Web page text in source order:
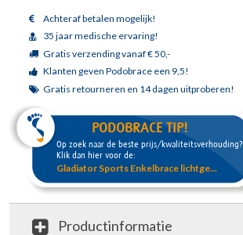
Achteraf betalen mogelijk!
35 jaar medische ervaring!
Gratis verzending vanaf € 50,-
Klanten geven Podobrace een 9,5!
Gratis retourneren en 14 dagen uitproberen!
PODOBRACE TIP!
Op zoek naar de beste prijs/kwaliteitsverhouding?
Klik dan hier voor de:
Gladiator Sports Enkelbrace lichtge...
Productinformatie